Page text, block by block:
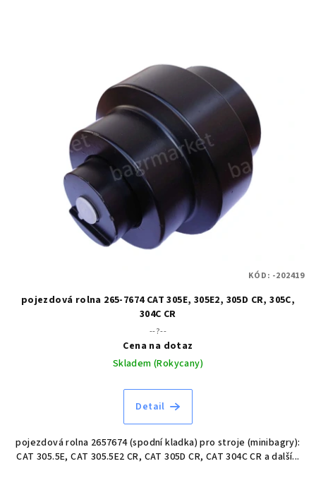
pojezdová rolna 265-7674 CAT 305E, 305E2, 305D CR, 305C,
304C CR
--?--
Cena na dotaz
Skladem (Rokycany)
Detail
pojezdová rolna 2657674 (spodní kladka) pro stroje (minibagry):
CAT 305.5E, CAT 305.5E2 CR, CAT 305D CR, CAT 304C CR a další...
KÓD: -202419